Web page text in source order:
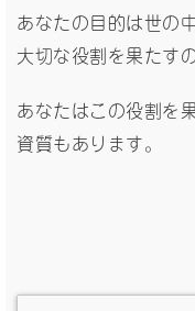
あなたの目的は世の
大切な役割を果たすの
あなたはこの役割を
資質もあります。